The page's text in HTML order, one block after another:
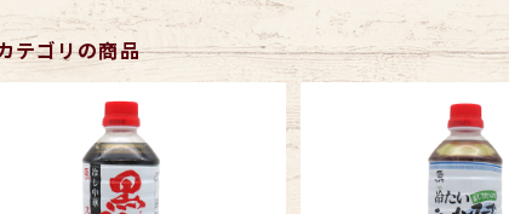
テゴリの商品